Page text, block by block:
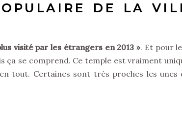
DE LA
visité par les étrangers en 2013 ». Et pour
ça se comprend. Ce temple est vraiment
en tout. Certaines sont très proches les